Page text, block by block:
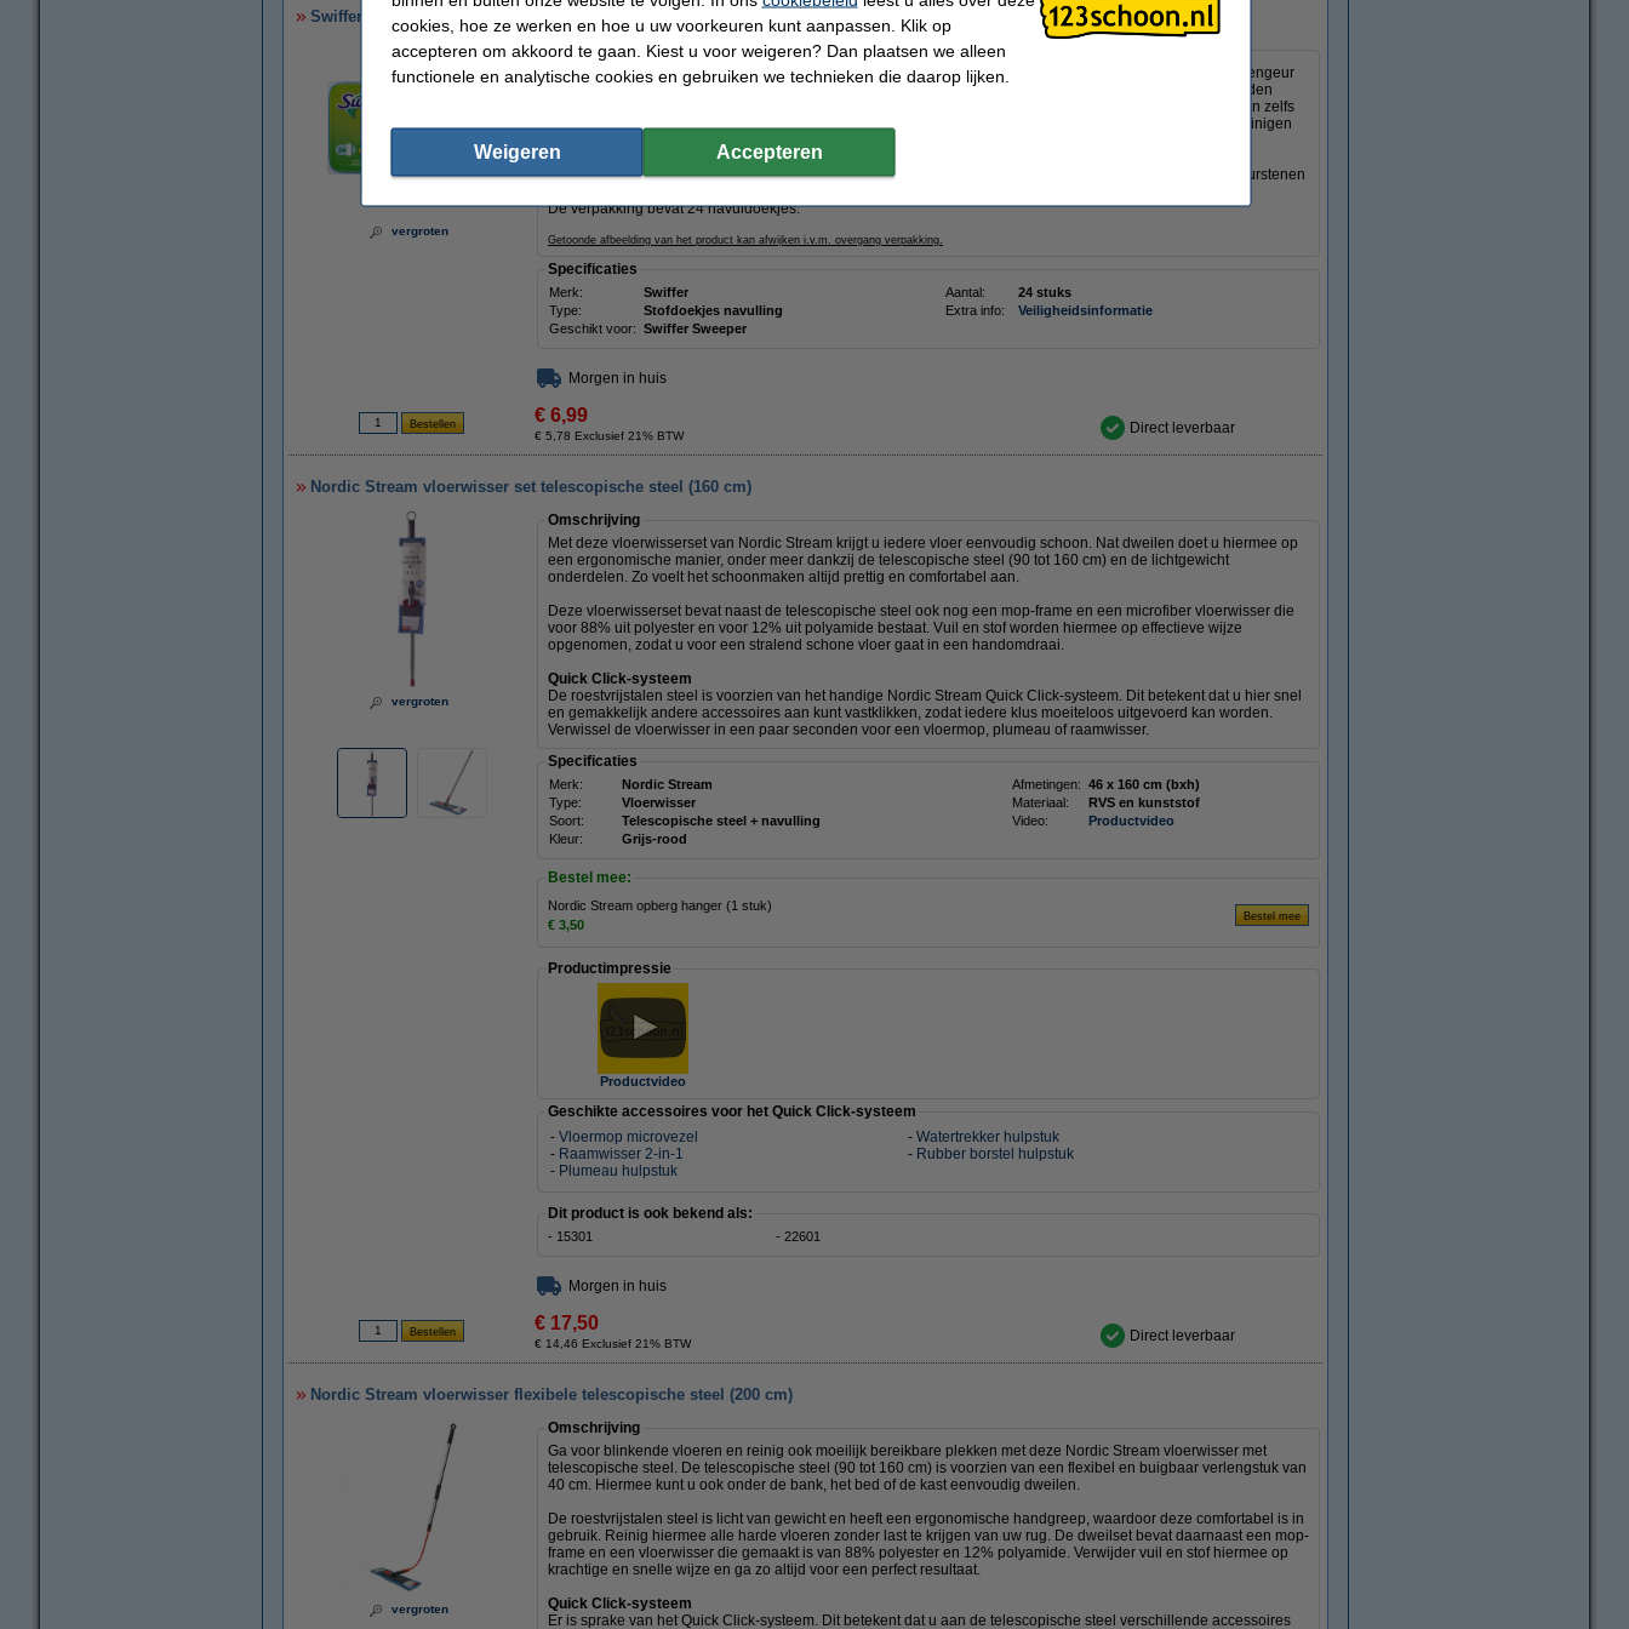
Swiffer Sweeper vloerdoekjes nat navulling (24 stuks)
vergroten
Omschrijving
Met de vochtige vloerreinigerdoekjes van Swiffer wordt uw vloer grondig gereinigd terwijl er een frisse citroengeur
wordt afgegeven. De doekjes zorgen ervoor dat het vuil los komt van de vloer, geabsorbeerd en vastgehouden
wordt. De vochtige reinigingsdoekjes bevatten aan de bovenzijde een groene schrobstrook. Deze strook kan zelfs
het hardnekkigste vuil van uw vloer laten verdwijnen. Dankzij de frisse citroengeur ruikt uw kamer, na het reinigen
van de vloer, aangenaam fris.
Gebruik de vloerdoekjes van Swiffer niet op onbehandeld, geolied, of geboend parket, onbehandelde natuurstenen
De verpakking bevat 24 navuldoekjes.
Getoonde afbeelding van het product kan afwijken i.v.m. overgang verpakking.
Specificaties
Merk: Swiffer Aantal:
24 stuks
Type:
Stofdoekjes navulling Extra info:
Veiligheidsinformatie
Geschikt voor: Swiffer Sweeper
Morgen in huis
€ 6,99
€ 5,78 Exclusief 21% BTW Direct leverbaar
Nordic Stream vloerwisser set telescopische steel (160 cm)
vergroten
Omschrijving
Met deze vloerwisserset van Nordic Stream krijgt u iedere vloer eenvoudig schoon. Nat dweilen doet u hiermee op
een ergonomische manier, onder meer dankzij de telescopische steel (90 tot 160 cm) en de lichtgewicht
onderdelen. Zo voelt het schoonmaken altijd prettig en comfortabel aan.
Deze vloerwisserset bevat naast de telescopische steel ook nog een mop-frame en een microfiber vloerwisser die
voor 88% uit polyester en voor 12% uit polyamide bestaat. Vuil en stof worden hiermee op effectieve wijze
opgenomen, zodat u voor een stralend schone vloer gaat in een handomdraai.
Quick Click-systeem
De roestvrijstalen steel is voorzien van het handige Nordic Stream Quick Click-systeem. Dit betekent dat u hier snel
en gemakkelijk andere accessoires aan kunt vastklikken, zodat iedere klus moeiteloos uitgevoerd kan worden.
Verwissel de vloerwisser in een paar seconden voor een vloermop, plumeau of raamwisser.
Specificaties
Merk: Nordic Stream Afmetingen:
46 x 160 cm (bxh)
Type:
Vloerwisser Materiaal:
RVS en kunststof
Soort:
Telescopische steel + navulling Video:
Productvideo
Kleur:
Grijs-rood
Bestel mee:
Nordic Stream opberg hanger (1 stuk)
€ 3,50
Productimpressie
Productvideo
Geschikte accessoires voor het Quick Click-systeem
- Vloermop microvezel
- Raamwisser 2-in-1
- Plumeau hulpstuk
- Watertrekker hulpstuk
- Rubber borstel hulpstuk
Dit product is ook bekend als:
- 15301 - 22601
Morgen in huis
€ 17,50
€ 14,46 Exclusief 21% BTW Direct leverbaar
Nordic Stream vloerwisser flexibele telescopische steel (200 cm)
vergroten
Omschrijving
Ga voor blinkende vloeren en reinig ook moeilijk bereikbare plekken met deze Nordic Stream vloerwisser met
telescopische steel. De telescopische steel (90 tot 160 cm) is voorzien van een flexibel en buigbaar verlengstuk van
40 cm. Hiermee kunt u ook onder de bank, het bed of de kast eenvoudig dweilen.
De roestvrijstalen steel is licht van gewicht en heeft een ergonomische handgreep, waardoor deze comfortabel is in
gebruik. Reinig hiermee alle harde vloeren zonder last te krijgen van uw rug. De dweilset bevat daarnaast een mop-
frame en een vloerwisser die gemaakt is van 88% polyester en 12% polyamide. Verwijder vuil en stof hiermee op
krachtige en snelle wijze en ga zo altijd voor een perfect resultaat.
Quick Click-systeem
Er is sprake van het Quick Click-systeem. Dit betekent dat u aan de telescopische steel verschillende accessoires
cookies, hoe ze werken en hoe u uw voorkeuren kunt aanpassen. Klik op
accepteren om akkoord te gaan. Kiest u voor weigeren? Dan plaatsen we alleen
functionele en analytische cookies en gebruiken we technieken die daarop lijken.
Weigeren Accepteren